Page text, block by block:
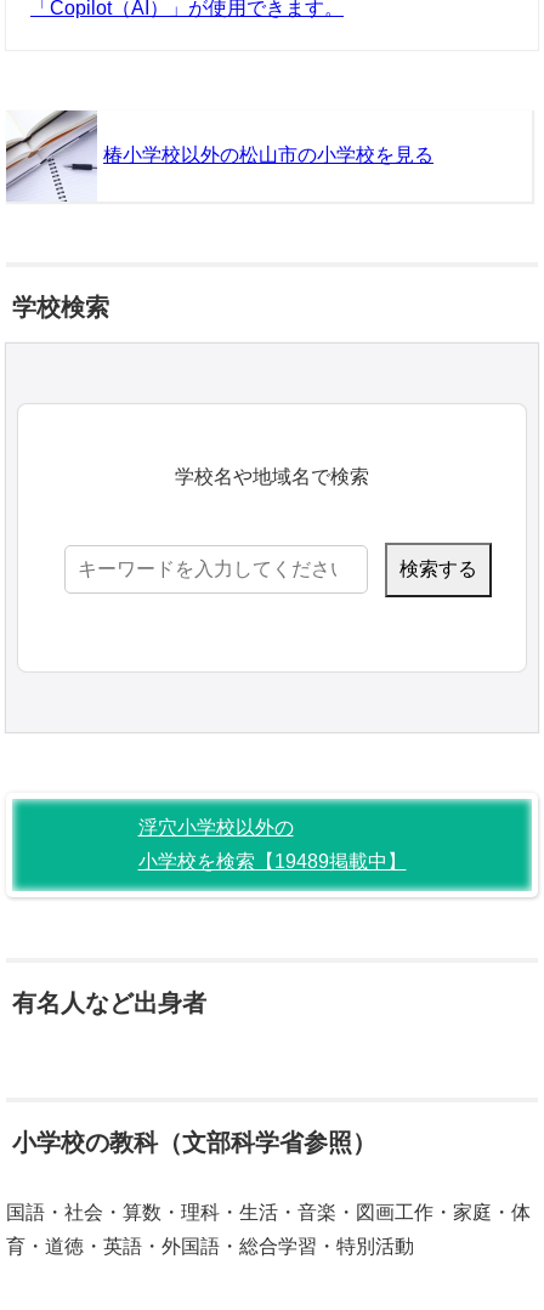
「Copilot（AI）」が使用できます。
椿小学校以外の松山市の小学校を見る
学校検索
学校名や地域名で検索
検
浮穴小学校以外の
小学校を検索【19489掲載中】
有名人など出身者
小学校の教科（文部科学省参照）
国語・社会・算数・理科・生活・音楽・図画工作・家庭・体
育・道徳・英語・外国語・総合学習・特別活動